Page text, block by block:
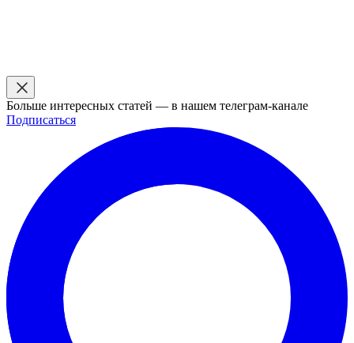
Больше интересных статей — в нашем телеграм-канале
Подписаться